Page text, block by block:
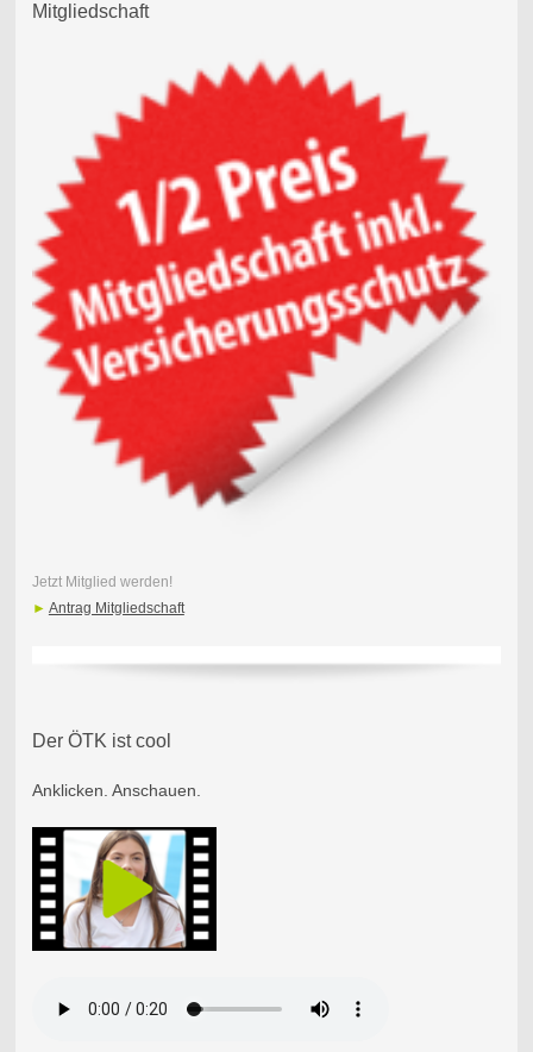
Mitgliedschaft
Jetzt Mitglied werden!
► Antrag Mitgliedschaft
Der ÖTK ist cool
Anklicken. Anschauen.